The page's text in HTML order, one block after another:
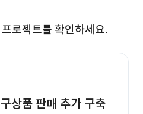
로젝트를 확인하세요.
상품 판매 추가 구축